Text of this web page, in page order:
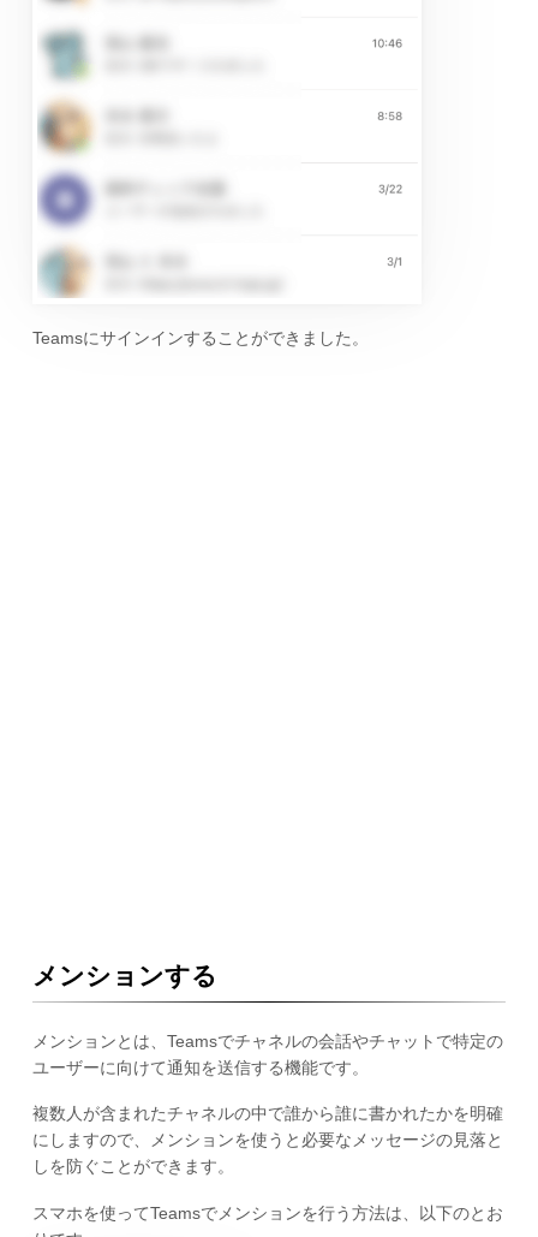
Teamsにサインインすることができました。
メンションする
メンションとは、Teamsでチャネルの会話やチャットで特定の
ユーザーに向けて通知を送信する機能です。
複数人が含まれたチャネルの中で誰から誰に書かれたかを明確
にしますので、メンションを使うと必要なメッセージの見落と
しを防ぐことができます。
スマホを使ってTeamsでメンションを行う方法は、以下のとお